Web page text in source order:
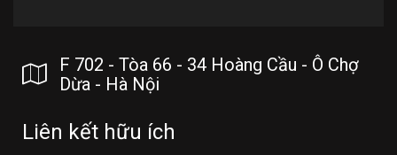
F 702 - Tòa 66 - 34 Hoàng Cầu - Ô Chợ
Dừa - Hà Nội
Liên kết hữu ích